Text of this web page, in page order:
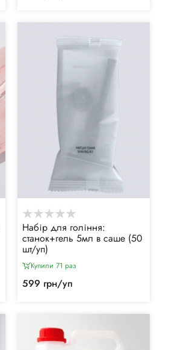
Набір для гоління:
станок+гель 5мл в саше (50
шт/уп)
Купили 71 раз
599 грн/уп